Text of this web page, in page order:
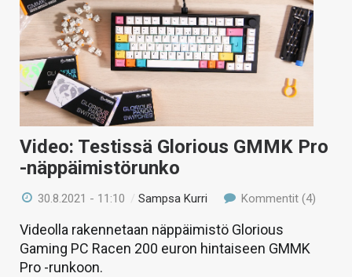
Video: Testissä Glorious GMMK Pro
-näppäimistörunko
30.8.2021 - 11:10 /Sampsa Kurri Kommentit (4)
Videolla rakennetaan näppäimistö Glorious
Gaming PC Racen 200 euron hintaiseen GMMK
Pro -runkoon.